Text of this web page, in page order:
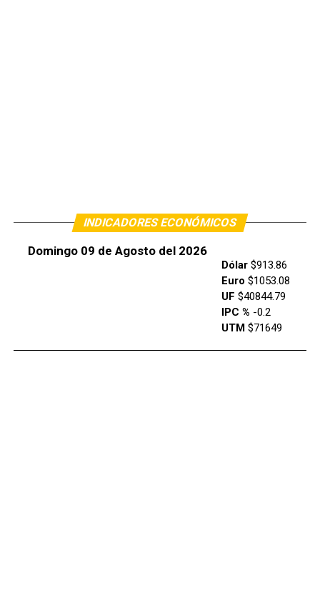
INDICADORES ECONÓMICOS
Domingo 09 de Agosto del 2026
Dólar$913.86
Euro $1053.08
UF $40844.79
IPC % -0.2
UTM$71649